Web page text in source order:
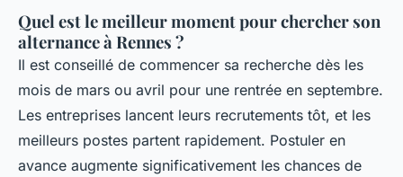
Quel est le meilleur moment pour chercher son
alternance à Rennes ?
Il est conseillé de commencer sa recherche dès les
mois de mars ou avril pour une rentrée en septembre.
Les entreprises lancent leurs recrutements tôt, et les
meilleurs postes partent rapidement. Postuler en
avance augmente significativement les chances de